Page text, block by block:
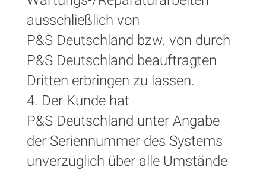
ausschließlich von
P&S Deutschland bzw. von durch
P&S Deutschland beauftragten
Dritten erbringen zu lassen.
4. Der Kunde hat
P&S Deutschland unter Angabe
der Seriennummer des Systems
unverzüglich über alle Umstände